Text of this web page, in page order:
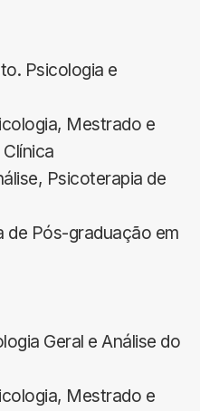
Psicologia e
Mestrado e
Psicoterapia de
de Pós-graduação em
Geral e Análise do
Mestrado e